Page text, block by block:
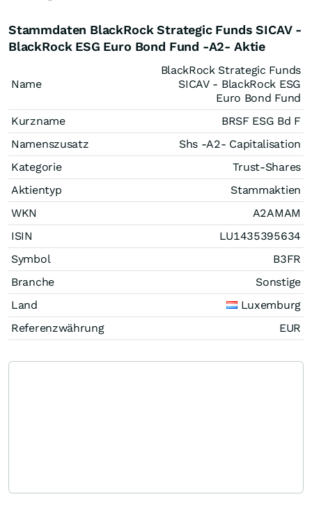
Stammdaten BlackRock Strategic Funds SICAV -
BlackRock ESG Euro Bond Fund -A2- Aktie
Name
BlackRock Strategic Funds
SICAV - BlackRock ESG
Euro Bond Fund
Kurzname
BRSF ESG Bd F
Namenszusatz
Shs -A2- Capitalisation
Kategorie
Trust-Shares
Aktientyp
Stammaktien
WKN
A2AMAM
ISIN
LU1435395634
Symbol
B3FR
Branche
Sonstige
Land
Luxemburg
Referenzwährung
EUR